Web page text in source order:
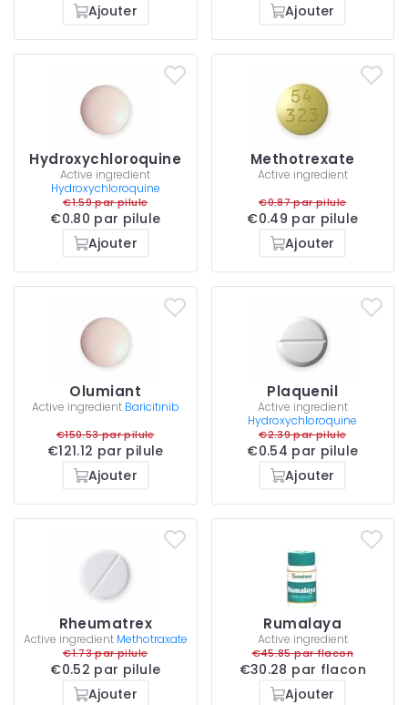
Ajouter
Ajouter
Hydroxychloroquine
Active ingredient
Hydroxychloroquine
€1.59 par pilule
€0.80 par pilule
Ajouter
Methotrexate
Active ingredient
€0.87 par pilule
€0.49 par pilule
Ajouter
Olumiant
Active ingredient Baricitinib
€150.53 par pilule
€121.12 par pilule
Ajouter
Plaquenil
Active ingredient
Hydroxychloroquine
€2.39 par pilule
€0.54 par pilule
Ajouter
Rheumatrex
Active ingredient Methotraxate
€1.73 par pilule
€0.52 par pilule
Ajouter
Rumalaya
Active ingredient
€45.85 par flacon
€30.28 par flacon
Ajouter